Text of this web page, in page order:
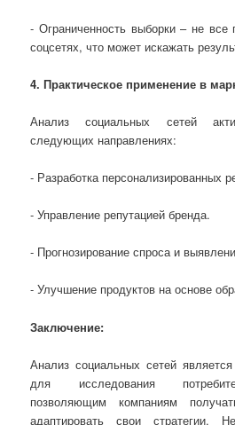
- Ограниченность выборки – не все
соцсетях, что может искажать
4. Практическое применение в
Анализ социальных сетей
следующих направлениях:
- Разработка персонализированных
- Управление репутацией бренда.
- Прогнозирование спроса и
- Улучшение продуктов на основе
Заключение:
Анализ социальных сетей
для исследования
позволяющим компаниям
адаптировать свои стратегии.